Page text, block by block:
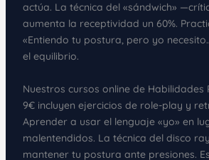
actúa. La técnica del «sándwich»
aumenta la receptividad un 60%.
«Entiendo tu postura, pero yo
el equilibrio.
Nuestros cursos online de Habilidades
9€ incluyen ejercicios de role-play y
Aprender a usar el lenguaje «yo» en
malentendidos. La técnica del disco
mantener tu postura ante presiones.